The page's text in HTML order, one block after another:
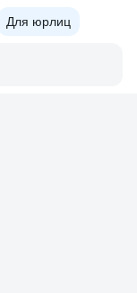
Для юрлиц